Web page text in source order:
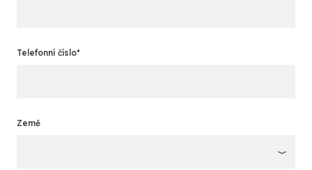
Telefonní číslo*
Země